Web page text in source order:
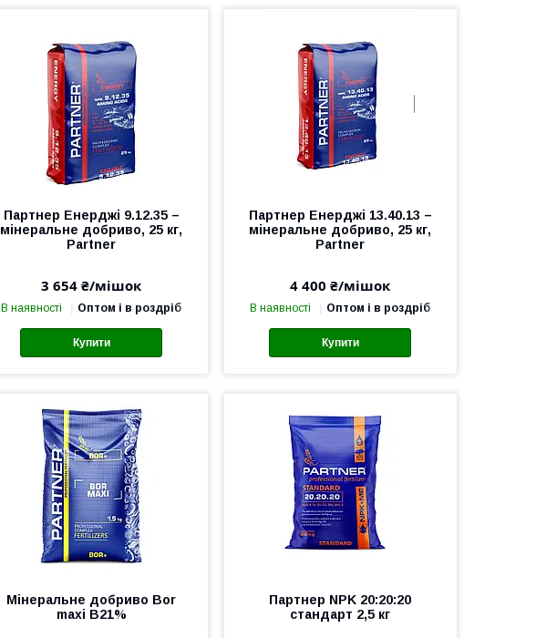
Партнер Енерджі 9.12.35 –
мінеральне добриво, 25 кг,
Partner
3 654 ₴/мішок
В наявності Оптом і в роздріб
Купити
Партнер Енерджі 13.40.13 –
мінеральне добриво, 25 кг,
Partner
4 400 ₴/мішок
В наявності Оптом і в роздріб
Купити
Мінеральне добриво Bor
maxi В21%
Партнер NPK 20:20:20
стандарт 2,5 кг